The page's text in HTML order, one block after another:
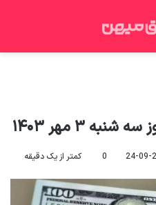
۳ مهر ۱۴۰۳
0 کمتر از یک دقیقه